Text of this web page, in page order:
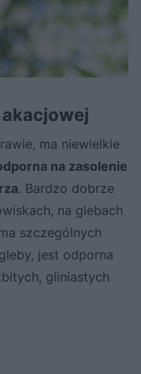
ma niewielkie
na zasolenie
. Bardzo dobrze
na glebach
szczególnych
jest odporna
gliniastych